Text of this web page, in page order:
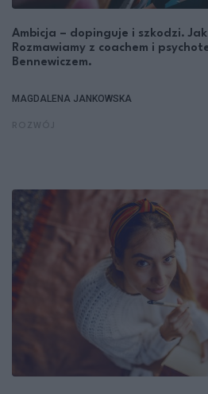
Ambicja – dopinguje i szkodzi.
Rozmawiamy z coachem i
Bennewiczem.
MAGDALENA JANKOWSKA